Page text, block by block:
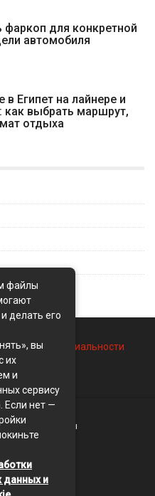
фаркоп для конкретной
автомобиля
в Египет на лайнере и
как выбрать маршрут,
отдыха
конфиденциальности
и финансы
только с
файлы
делать его
вы
их
и
сервису
Если нет —
данных и